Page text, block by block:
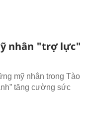
nhân "trợ lực"
mỹ nhân trong Tào
tăng cường sức